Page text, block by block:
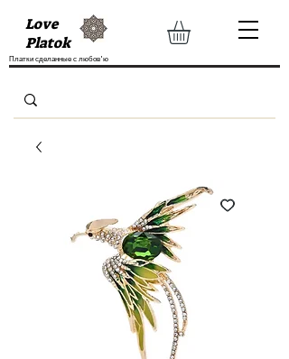
Love
Platok
Платки сделанные с любов'ю